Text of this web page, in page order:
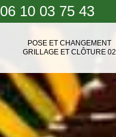
06 10 03 75 43
POSE ET CHANGEMENT
GRILLAGE ET CLÔTURE 02